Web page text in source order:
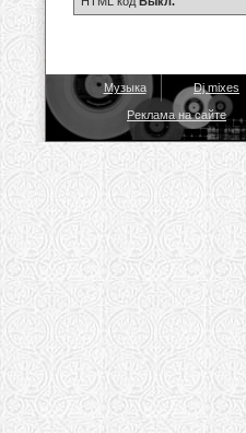
Музыка Dj mixes
Реклама на сайте